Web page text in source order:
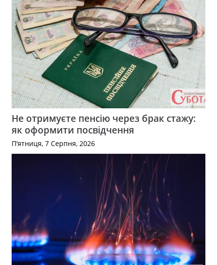
Не отримуєте пенсію через брак стажу:
як оформити посвідчення
П’ятниця, 7 Серпня, 2026